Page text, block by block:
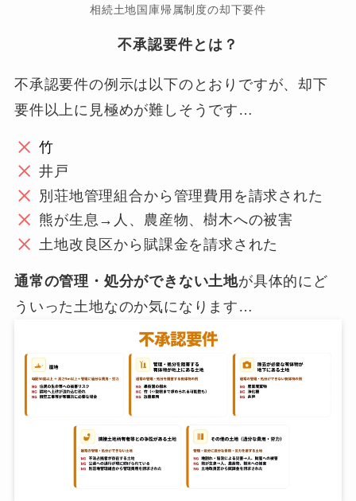
相続土地国庫帰属制度の却下要件
不承認要件とは？
不承認要件の例示は以下のとおりですが、却下
要件以上に見極めが難しそうです…
竹
井戸
別荘地管理組合から管理費用を請求された
熊が生息→人、農産物、樹木への被害
土地改良区から賦課金を請求された
通常の管理・処分ができない土地が具体的にど
ういった土地なのか気になります…